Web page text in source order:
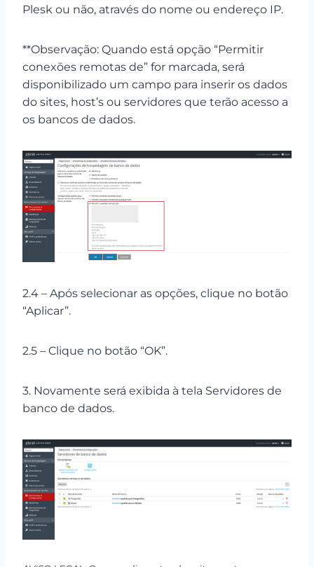
Plesk ou não, através do nome ou endereço IP.
**Observação: Quando está opção “Permitir
conexões remotas de” for marcada, será
disponibilizado um campo para inserir os dados
do sites, host’s ou servidores que terão acesso a
os bancos de dados.
2.4 – Após selecionar as opções, clique no botão
“Aplicar”.
2.5 – Clique no botão “OK”.
3. Novamente será exibida à tela Servidores de
banco de dados.